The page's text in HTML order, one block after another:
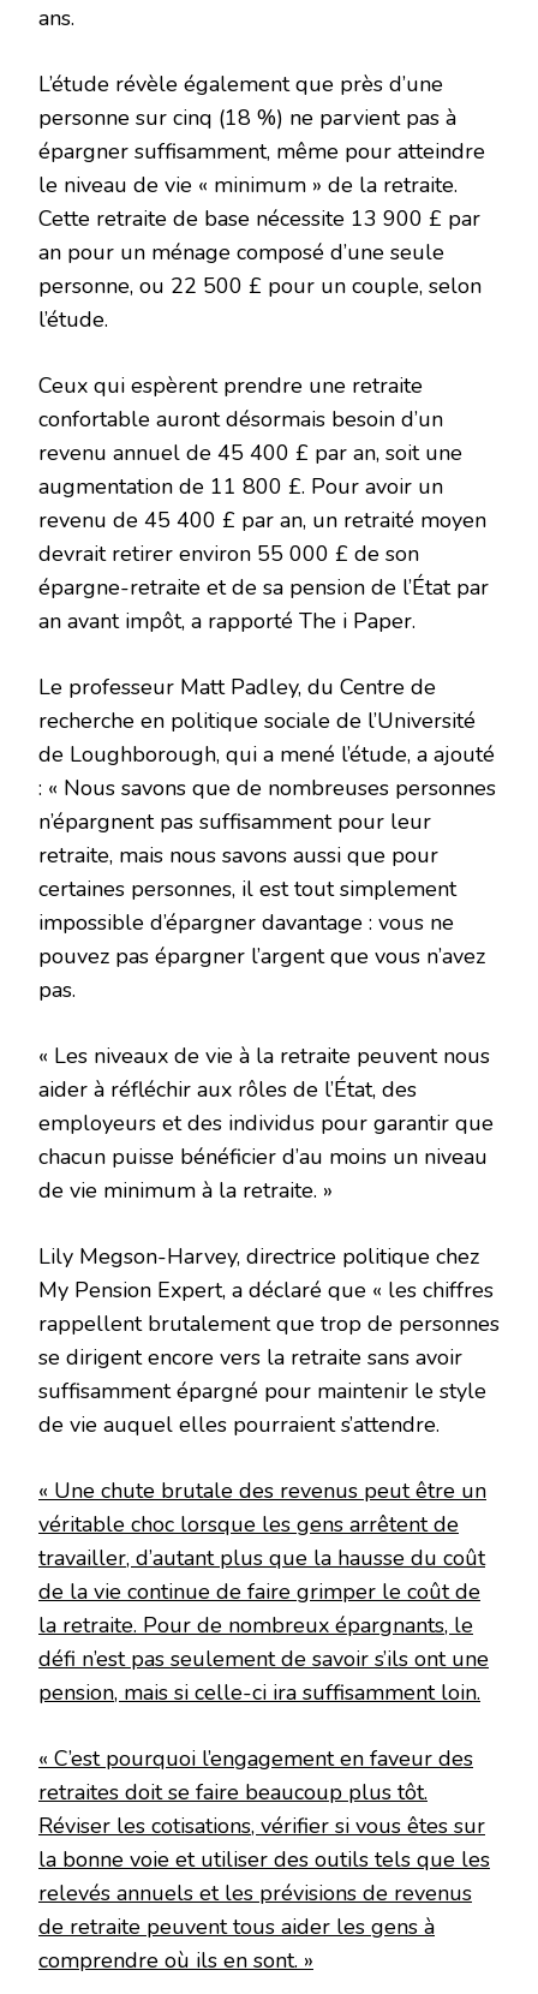
ans.
L’étude révèle également que près d’une
personne sur cinq (18 %) ne parvient pas à
épargner suffisamment, même pour atteindre
le niveau de vie « minimum » de la retraite.
Cette retraite de base nécessite 13 900 £ par
an pour un ménage composé d’une seule
personne, ou 22 500 £ pour un couple, selon
l’étude.
Ceux qui espèrent prendre une retraite
confortable auront désormais besoin d’un
revenu annuel de 45 400 £ par an, soit une
augmentation de 11 800 £. Pour avoir un
revenu de 45 400 £ par an, un retraité moyen
devrait retirer environ 55 000 £ de son
épargne-retraite et de sa pension de l’État par
an avant impôt, a rapporté The i Paper.
Le professeur Matt Padley, du Centre de
recherche en politique sociale de l’Université
de Loughborough, qui a mené l’étude, a ajouté
: « Nous savons que de nombreuses personnes
n’épargnent pas suffisamment pour leur
retraite, mais nous savons aussi que pour
certaines personnes, il est tout simplement
impossible d’épargner davantage : vous ne
pouvez pas épargner l’argent que vous n’avez
pas.
« Les niveaux de vie à la retraite peuvent nous
aider à réfléchir aux rôles de l’État, des
employeurs et des individus pour garantir que
chacun puisse bénéficier d’au moins un niveau
de vie minimum à la retraite. »
Lily Megson-Harvey, directrice politique chez
My Pension Expert, a déclaré que « les chiffres
rappellent brutalement que trop de personnes
se dirigent encore vers la retraite sans avoir
suffisamment épargné pour maintenir le style
de vie auquel elles pourraient s’attendre.
« Une chute brutale des revenus peut être un
véritable choc lorsque les gens arrêtent de
travailler, d’autant plus que la hausse du coût
de la vie continue de faire grimper le coût de
la retraite. Pour de nombreux épargnants, le
défi n’est pas seulement de savoir s’ils ont une
pension, mais si celle-ci ira suffisamment loin.
« C’est pourquoi l’engagement en faveur des
retraites doit se faire beaucoup plus tôt.
Réviser les cotisations, vérifier si vous êtes sur
la bonne voie et utiliser des outils tels que les
relevés annuels et les prévisions de revenus
de retraite peuvent tous aider les gens à
comprendre où ils en sont. »